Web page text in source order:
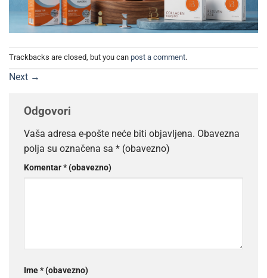
Trackbacks are closed, but you can post a comment.
Next →
Odgovori
Vaša adresa e-pošte neće biti objavljena. Obavezna
polja su označena sa * (obavezno)
Komentar* (obavezno)
Ime* (obavezno)